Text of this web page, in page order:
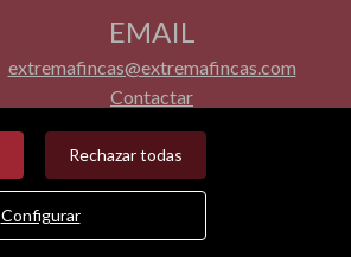
Rechazar todas
Configurar
EMAIL
extremafincas@extremafincas.com
Contactar